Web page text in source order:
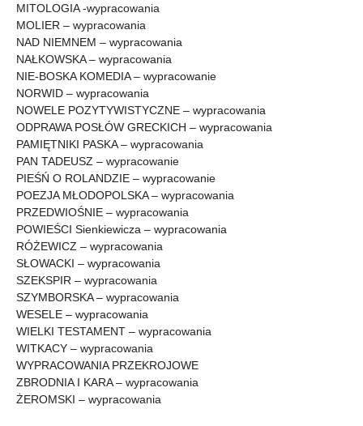
MITOLOGIA -wypracowania
MOLIER – wypracowania
NAD NIEMNEM – wypracowania
NAŁKOWSKA – wypracowania
NIE-BOSKA KOMEDIA – wypracowanie
NORWID – wypracowania
NOWELE POZYTYWISTYCZNE – wypracowania
ODPRAWA POSŁÓW GRECKICH – wypracowania
PAMIĘTNIKI PASKA – wypracowania
PAN TADEUSZ – wypracowanie
PIEŚŃ O ROLANDZIE – wypracowanie
POEZJA MŁODOPOLSKA – wypracowania
PRZEDWIOŚNIE – wypracowania
POWIEŚCI Sienkiewicza – wypracowania
RÓŻEWICZ – wypracowania
SŁOWACKI – wypracowania
SZEKSPIR – wypracowania
SZYMBORSKA – wypracowania
WESELE – wypracowania
WIELKI TESTAMENT – wypracowania
WITKACY – wypracowania
WYPRACOWANIA PRZEKROJOWE
ZBRODNIA I KARA – wypracowania
ŻEROMSKI – wypracowania